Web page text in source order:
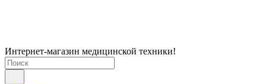
Интернет-магазин медицинской техники!